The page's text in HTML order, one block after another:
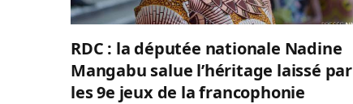
RDC : la députée nationale Nadine
Mangabu salue l’héritage laissé par
les 9e jeux de la francophonie